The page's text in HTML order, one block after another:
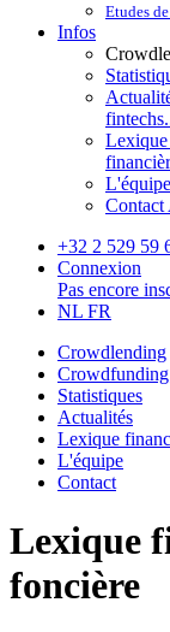
Etudes
Infos
L'équipe
Contact
+32 2 529 59
Connexion
Pas encore
NL FR
Crowdlending
Statistiques
Actualités
Lexique
L'équipe
Contact
Lexique
foncière